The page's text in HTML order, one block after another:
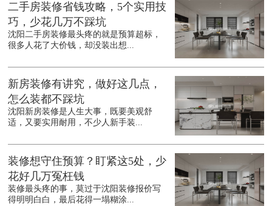
二手房装修省钱攻略，5个实用技
巧，少花几万不踩坑
沈阳二手房装修最头疼的就是预算超标，
很多人花了大价钱，却没装出想...
新房装修有讲究，做好这几点，
怎么装都不踩坑
沈阳新房装修是人生大事，既要美观舒
适，又要实用耐用，不少人新手装...
装修想守住预算？盯紧这5处，少
花好几万冤枉钱
装修最头疼的事，莫过于沈阳装修报价写
得明明白白，最后花得一塌糊涂...